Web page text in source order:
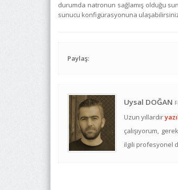
durumda natronun sağlamış olduğu
sunucu konfigürasyonuna
Paylaş:
Uysal DOĞAN
Uzun yıllardır
çalışıyorum,
ilgili profesyonel